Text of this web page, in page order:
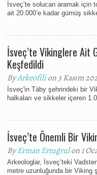
İsveç’te solucan aramak için
ait 20.000’e kadar gümüş
İsveç’te Vikinglere Ait
Keşfedildi
ByArkeofilion 3 Kasım
İsveç'in Täby şehrindeki bir
halkaları ve sikkeler içeren
İsveç’te Önemli Bir
ByErman Ertuğrulon 1
Arkeologlar, İsveç’teki
metre uzunluğunda bir Viking